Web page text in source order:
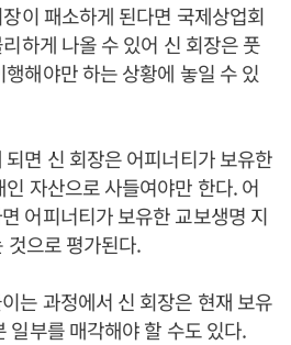
이 패소하게 된다면 국제상업회
하게 나올 수 있어 신 회장은 풋
해야만 하는 상황에 놓일 수 있
면 신 회장은 어피너티가 보유한
자산으로 사들여야만 한다. 어
어피너티가 보유한 교보생명 지
것으로 평가된다.
는 과정에서 신 회장은 현재 보유
일부를 매각해야 할 수도 있다.